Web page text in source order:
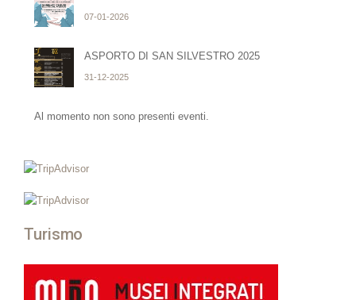
07-01-2026
ASPORTO DI SAN SILVESTRO 2025
31-12-2025
Al momento non sono presenti eventi.
Turismo